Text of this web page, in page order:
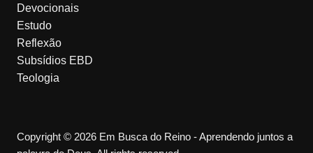
Devocionais
Estudo
Reflexão
Subsídios EBD
Teologia
Copyright © 2026 Em Busca do Reino - Aprendendo juntos a